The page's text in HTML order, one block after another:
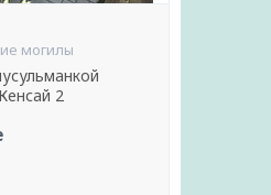
могилы
2